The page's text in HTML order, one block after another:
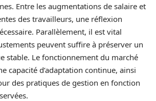
Entre les augmentations de salaire et
des travailleurs, une réflexion
Parallèlement, il est vital
peuvent suffire à préserver un
stable. Le fonctionnement du marché
capacité d’adaptation continue, ainsi
des pratiques de gestion en fonction